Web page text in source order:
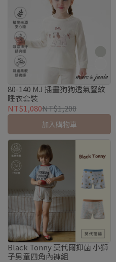
80-140 MJ 插畫狗狗透氣豎紋
睡衣套裝
NT$1,080NT$1,200
加入購物車
Black Tonny 莫代爾抑菌 小獅
子男童四角內褲組